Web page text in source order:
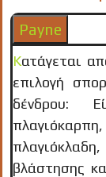
Payne
Κατάγεται από την Καλιφόρνια και προήλθε από
επιλογή
δένδρου:
βλάστησης